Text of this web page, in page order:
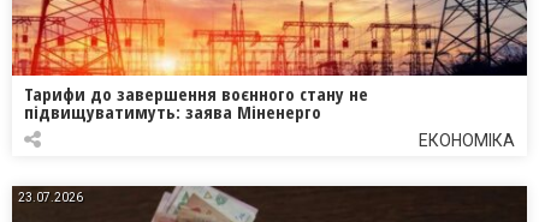
Тарифи до завершення воєнного стану не
підвищуватимуть: заява Міненерго
ЕКОНОМІКА
23.07.2026